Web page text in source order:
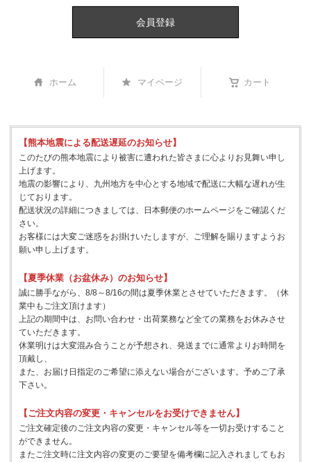
会員登録
ホーム マイページ カート
【熊本地震による配送遅延のお知らせ】
このたびの熊本地震により被害に遭われた皆さまに心よりお見舞い申し
上げます。
地震の影響により、九州地方を中心とする地域で配送に大幅な遅れが生
じております。
配送状況の詳細につきましては、日本郵便のホームページをご確認くだ
さい。
お客様には大変ご迷惑をお掛けいたしますが、ご理解を賜りますようお
願い申し上げます。
【夏季休業（お盆休み）のお知らせ】
誠に勝手ながら、8/8～8/16の間は夏季休業とさせていただきます。（休
業中もご注文頂けます）
上記の期間中は、お問い合わせ・出荷業務など全ての業務をお休みさせ
ていただきます。
休業明けは大変混み合うことが予想され、発送までに通常よりお時間を
頂戴し、
また、お届け日指定のご希望に添えない場合がございます。予めご了承
下さい。
【ご注文内容の変更・キャンセルをお受けできません】
ご注文確定後のご注文内容の変更・キャンセル等を一切お受けすること
ができません。
またご注文時に注文内容の変更のご要望を備考欄に記入されましてもお